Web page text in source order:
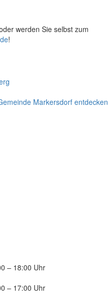
werden Sie selbst zum
!
– 18:00 Uhr
– 17:00 Uhr